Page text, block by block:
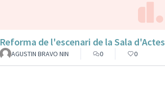
Reforma de l'escenari de la Sala d'Actes
AGUSTIN BRAVO NIN 0 0